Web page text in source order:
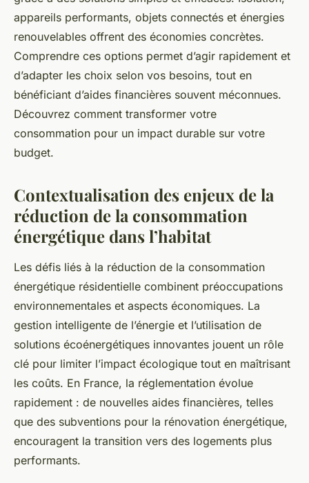
appareils performants, objets connectés et énergies
renouvelables offrent des économies concrètes.
Comprendre ces options permet d’agir rapidement et
d’adapter les choix selon vos besoins, tout en
bénéficiant d’aides financières souvent méconnues.
Découvrez comment transformer votre
consommation pour un impact durable sur votre
budget.
Contextualisation des enjeux de la
réduction de la consommation
énergétique dans l’habitat
Les défis liés à la réduction de la consommation
énergétique résidentielle combinent préoccupations
environnementales et aspects économiques. La
gestion intelligente de l’énergie et l’utilisation de
solutions écoénergétiques innovantes jouent un rôle
clé pour limiter l’impact écologique tout en maîtrisant
les coûts. En France, la réglementation évolue
rapidement : de nouvelles aides financières, telles
que des subventions pour la rénovation énergétique,
encouragent la transition vers des logements plus
performants.